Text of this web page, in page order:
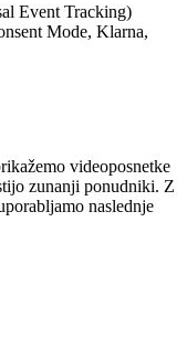
Event Tracking)
Mode, Klarna,
videoposnetke
zunanji ponudniki. Z
naslednje